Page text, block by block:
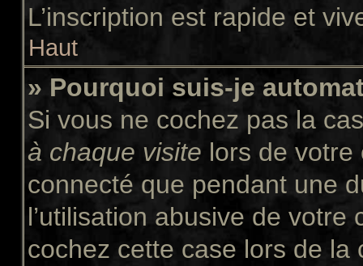
L’inscription est rapide et
Haut
» Pourquoi suis-je
Si vous ne cochez pas la
à chaque visite lors de votre
connecté que pendant une
l’utilisation abusive de
cochez cette case lors de la